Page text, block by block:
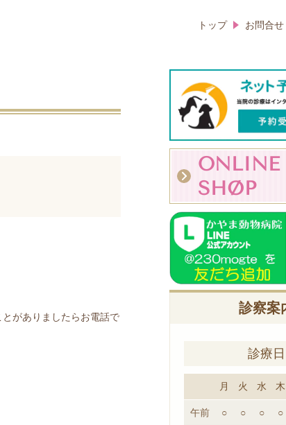
トップ お問合
がありましたらお電話で
ONLINE
SHØP
診察案
診療日
月 火 水 木
午前 ○ ○ ○ ○